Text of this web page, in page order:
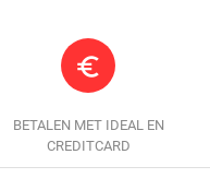
euro_symbol
BETALEN MET IDEAL EN
CREDITCARD